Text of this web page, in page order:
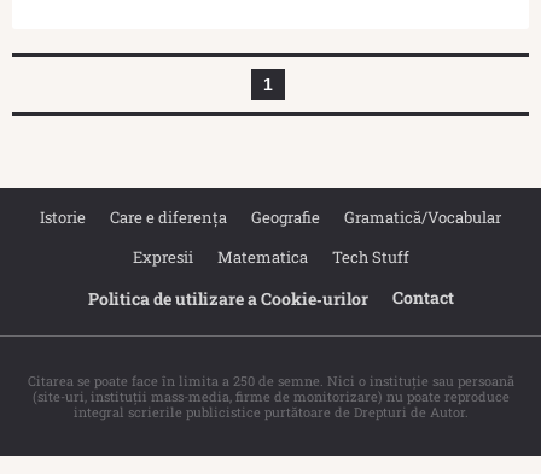
1
Istorie Care e diferența Geografie
Gramatică/Vocabular
Expresii
Matematica Tech Stuff
Politica de utilizare a Cookie‐urilor Contact
Citarea se poate face în limita a 250 de semne. Nici o instituţie sau persoană
(site-uri, instituţii mass-media, firme de monitorizare) nu poate reproduce
integral scrierile publicistice purtătoare de Drepturi de Autor.